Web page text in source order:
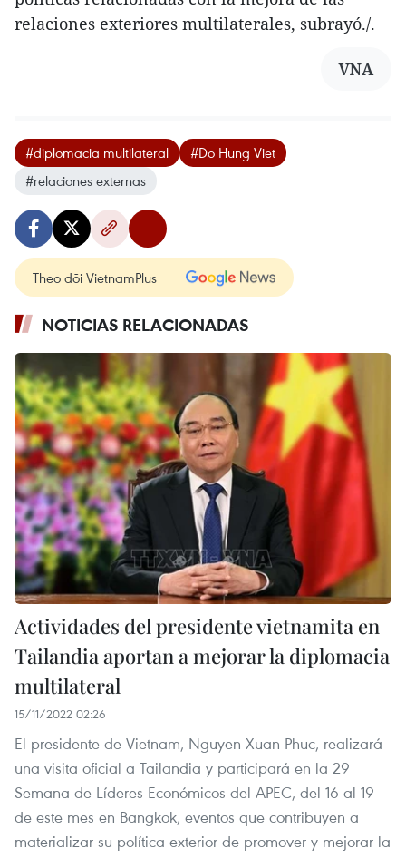
relaciones exteriores multilaterales, subrayó./.
VNA
#diplomacia multilateral
#Do Hung Viet
#relaciones externas
Theo dõi VietnamPlus
NOTICIAS RELACIONADAS
Actividades del presidente vietnamita en
Tailandia aportan a mejorar la diplomacia
multilateral
15/11/2022 02:26
El presidente de Vietnam, Nguyen Xuan Phuc, realizará
una visita oficial a Tailandia y participará en la 29
Semana de Líderes Económicos del APEC, del 16 al 19
de este mes en Bangkok, eventos que contribuyen a
materializar su política exterior de promover y mejorar la